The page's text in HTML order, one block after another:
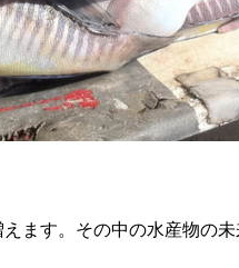
ます。その中の水産物の